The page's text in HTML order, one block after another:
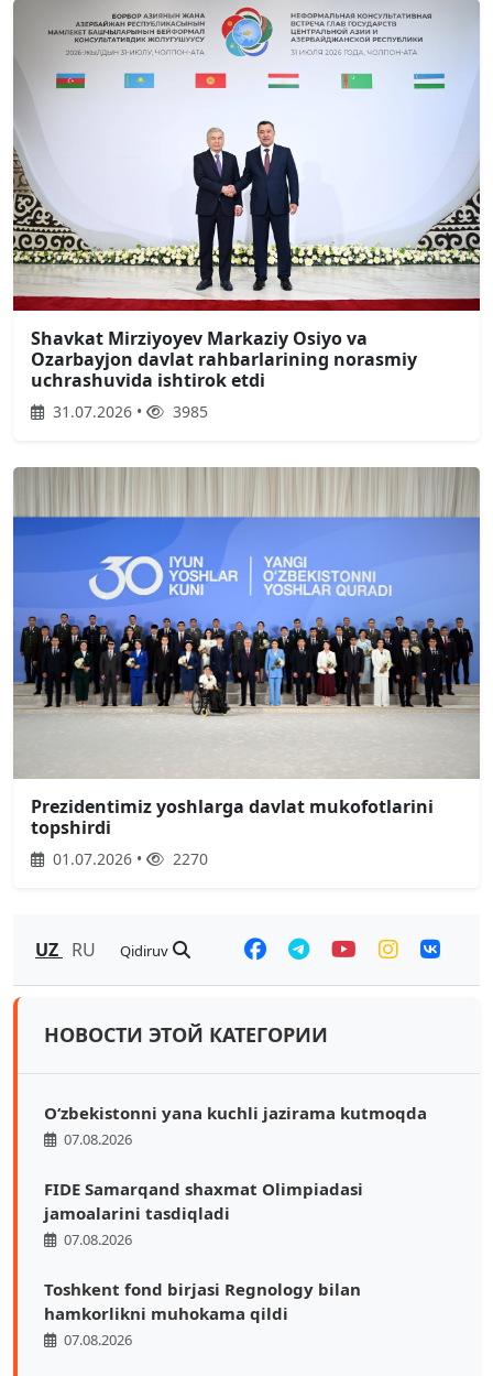
Shavkat Mirziyoyev Markaziy Osiyo va
Ozarbayjon davlat rahbarlarining norasmiy
uchrashuvida ishtirok etdi
31.07.2026 • 3985
Prezidentimiz yoshlarga davlat mukofotlarini
topshirdi
01.07.2026 • 2270
UZ RU Qidiruv
НОВОСТИ ЭТОЙ КАТЕГОРИИ
O‘zbekistonni yana kuchli jazirama kutmoqda
07.08.2026
FIDE Samarqand shaxmat Olimpiadasi
jamoalarini tasdiqladi
07.08.2026
Toshkent fond birjasi Regnology bilan
hamkorlikni muhokama qildi
07.08.2026